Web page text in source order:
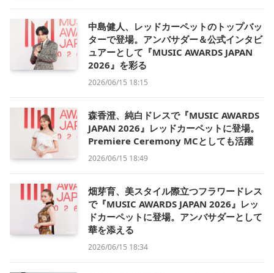
中島健人、レッドカーペットのトップバッ
ターで登場。アンバサダー＆公式インタビ
ュアーとして『MUSIC AWARDS JAPAN
2026』を彩る
2026/06/15 18:15
森香澄、純白ドレスで『MUSIC AWARDS
JAPAN 2026』レッドカーペットに登場。
Premiere Ceremony MCとしても活躍
2026/06/15 18:49
畑芽育、美スタイル際立つフラワードレス
で『MUSIC AWARDS JAPAN 2026』レッ
ドカーペットに登場。アンバサダーとして
華を添える
2026/06/15 18:34